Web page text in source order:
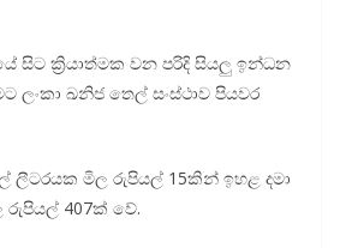
සිට ක්‍රියාත්මක වන පරිදි සියලු ඉන්ධන
ලංකා ඛනිජ තෙල් සංස්ථාව පියවර
ලීටරයක මිල රුපියල් 15කින් ඉහළ දමා
407ක් වේ.